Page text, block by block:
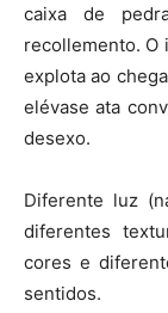
caixa de
recollemento. O
explota ao
elévase ata
desexo.
Diferente luz
diferentes
cores e
sentidos.